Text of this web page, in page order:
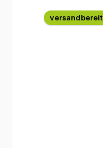
versandbereit